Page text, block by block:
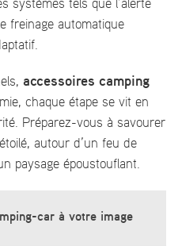
systèmes tels que l’alerte
freinage automatique
accessoires camping
chaque étape se vit en
Préparez-vous à savourer
autour d’un feu de
paysage époustouflant.
car à votre image